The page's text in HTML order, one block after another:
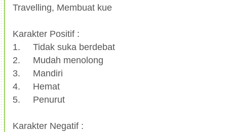
Travelling, Membuat kue
Karakter Positif :
1.
Tidak suka berdebat
2.
Mudah menolong
3.
Mandiri
4.
Hemat
5.
Penurut
Karakter Negatif :